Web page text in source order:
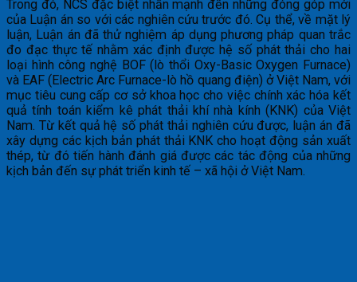
Trong đó, NCS đặc biệt nhấn mạnh đến những đóng góp mới
của Luận án so với các nghiên cứu trước đó. Cụ thể, về mặt lý
luận, Luận án đã thử nghiệm áp dụng phương pháp quan trắc
đo đạc thực tế nhằm xác định được hệ số phát thải cho hai
loại hình công nghệ BOF (lò thổi Oxy-Basic Oxygen Furnace)
và EAF (Electric Arc Furnace-lò hồ quang điện) ở Việt Nam, với
mục tiêu cung cấp cơ sở khoa học cho việc chính xác hóa kết
quả tính toán kiểm kê phát thải khí nhà kính (KNK) của Việt
Nam. Từ kết quả hệ số phát thải nghiên cứu được, luận án đã
xây dựng các kịch bản phát thải KNK cho hoạt động sản xuất
thép, từ đó tiến hành đánh giá được các tác động của những
kịch bản đến sự phát triển kinh tế – xã hội ở Việt Nam.